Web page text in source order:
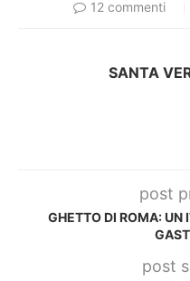
12 commenti
SANTA
post
GHETTO DI ROMA: UN
post